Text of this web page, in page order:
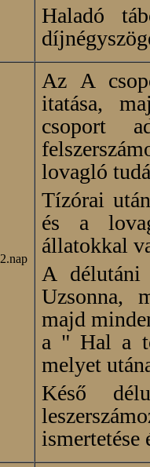
Haladó
2.nap
Az A
itatása,
csoport
lovagló
Tízórai
és a
állatokkal
A délutáni
Uzsonna,
majd
a " Hal a
melyet
Késő